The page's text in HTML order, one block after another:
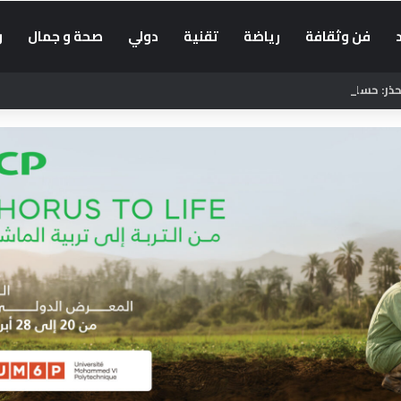
فن وثقافة رياضة تقنية دولي صحة و جمال
أجنبية تضلل الراغبين في العبور إلى سبتة